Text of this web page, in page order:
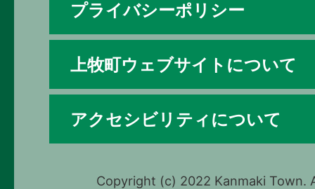
プライバシーポリシー
上牧町ウェブサイトについて
アクセシビリティについて
Copyright (c) 2022 Kanmaki Town.